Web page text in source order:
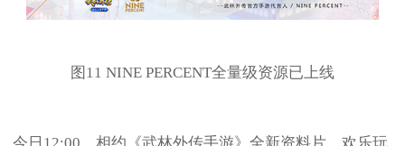
图11 NINE PERCENT全量级资源已上线